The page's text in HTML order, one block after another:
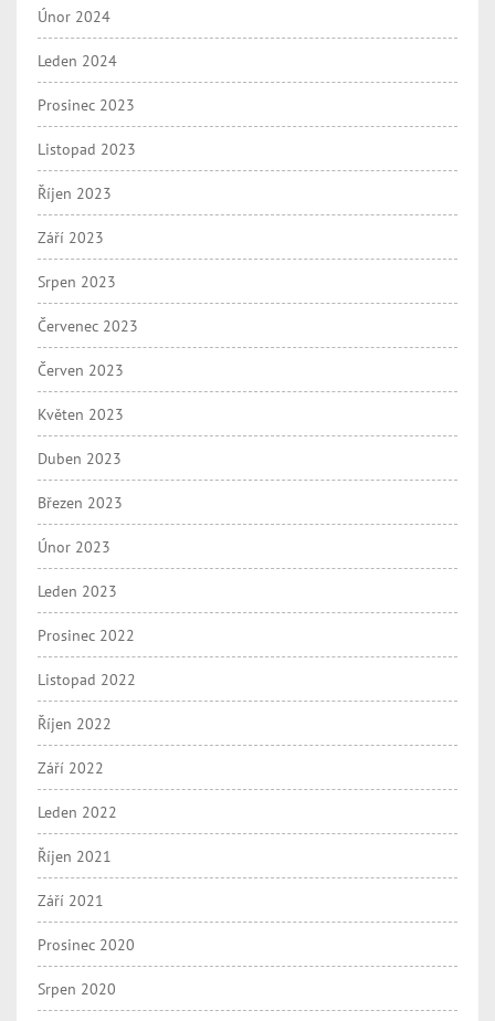
Únor 2024
Leden 2024
Prosinec 2023
Listopad 2023
Říjen 2023
Září 2023
Srpen 2023
Červenec 2023
Červen 2023
Květen 2023
Duben 2023
Březen 2023
Únor 2023
Leden 2023
Prosinec 2022
Listopad 2022
Říjen 2022
Září 2022
Leden 2022
Říjen 2021
Září 2021
Prosinec 2020
Srpen 2020